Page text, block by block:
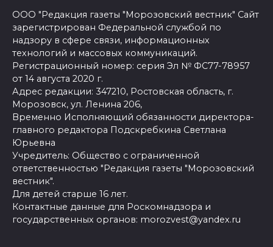
ООО "Редакция газеты "Морозовский вестник" Сайт
зарегистрирован Федеральной службой по
надзору в сфере связи, информационных
технологий и массовых коммуникаций.
Регистрационный номер: серия Эл № ФС77-78957
от 14 августа 2020 г.
Адрес редакции: 347210, Ростовская область, г.
Морозовск, ул. Ленина 206,
Временно Исполняющий обязанности директора-
главного редактора Подскребкина Светлана
Юрьевна
Учредитель: Общество с ограниченной
ответственностью "Редакция газеты "Морозовский
вестник".
Для детей старше 16 лет.
Контактные данные для Роскомнадзора и
государственных органов: morozvest@yandex.ru